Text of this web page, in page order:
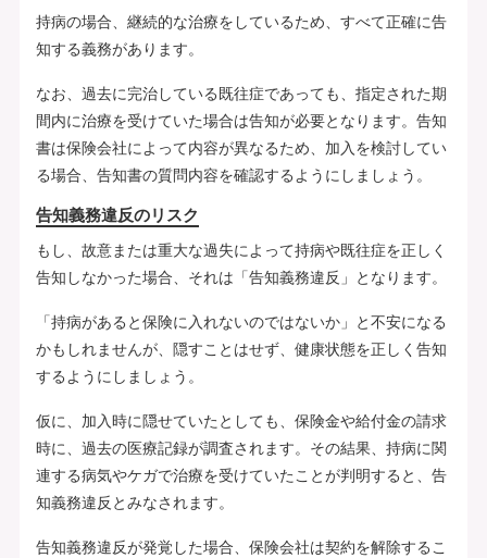
持病の場合、継続的な治療をしているため、すべて正確に告
知する義務があります。
なお、過去に完治している既往症であっても、指定された期
間内に治療を受けていた場合は告知が必要となります。告知
書は保険会社によって内容が異なるため、加入を検討してい
る場合、告知書の質問内容を確認するようにしましょう。
告知義務違反のリスク
もし、故意または重大な過失によって持病や既往症を正しく
告知しなかった場合、それは「告知義務違反」となります。
「持病があると保険に入れないのではないか」と不安になる
かもしれませんが、隠すことはせず、健康状態を正しく告知
するようにしましょう。
仮に、加入時に隠せていたとしても、保険金や給付金の請求
時に、過去の医療記録が調査されます。その結果、持病に関
連する病気やケガで治療を受けていたことが判明すると、告
知義務違反とみなされます。
告知義務違反が発覚した場合、保険会社は契約を解除するこ